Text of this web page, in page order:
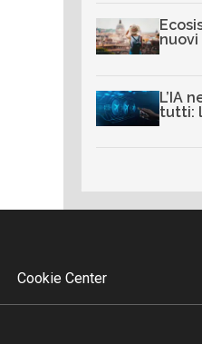
L’IA
tutti:
Cookie Center